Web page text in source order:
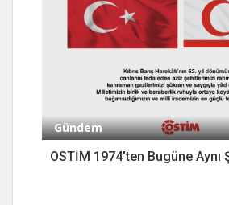
Gündem
OSTİM 1974'ten Bugüne Aynı